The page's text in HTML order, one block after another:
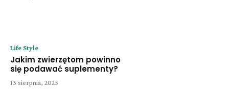
Life Style
Jakim zwierzętom powinno
się podawać suplementy?
13 sierpnia, 2025